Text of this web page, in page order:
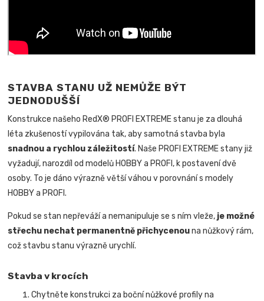
STAVBA STANU UŽ NEMŮŽE BÝT
JEDNODUŠŠÍ
Konstrukce našeho RedX® PROFI EXTREME stanu je za dlouhá
léta zkušeností vypilována tak, aby samotná stavba byla
snadnou a rychlou záležitostí. Naše PROFI EXTREME stany již
vyžadují, narozdíl od modelů HOBBY a PROFI, k postavení dvě
osoby. To je dáno výrazně větší váhou v porovnání s modely
HOBBY a PROFI.
Pokud se stan nepřeváží a nemanipuluje se s ním vleže, je možné
střechu nechat permanentně přichycenouna nůžkový rám,
což stavbu stanu výrazně urychlí.
Stavba v krocích
Chytněte konstrukci za boční nůžkové profily na